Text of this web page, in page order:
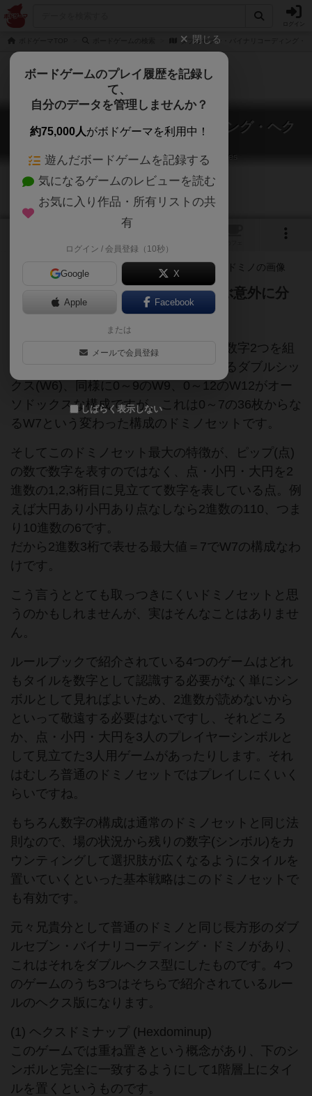
ダブルセブン・バイナリコーディング・
ダブルセブン・バイナリコーディング・ヘク
Double-seven binary-coding Hexdominoes
ただ者ではないドミノセットで遊ぶ意外に分
かりやすいゲーム集
通常のドミノセットと言えば、0～6の数字2つを組
み合わせた長方形のタイル28枚からなるダブルシッ
クス(W6)、同様に0～9のW9、0～12のW12がオー
ソドックスな構成ですが、これは0～7の36枚からな
るW7という変わった構成のドミノセットです。
そしてこのドミノセット最大の特徴が、ピップ(点)
の数で数字を表すのではなく、点・小円・大円を2
進数の1,2,3桁目に見立てて数字を表している点。例
えば大円あり小円あり点なしなら2進数の110、つま
り10進数の6です。
だから2進数3桁で表せる最大値＝7でW7の構成なわ
けです。
こう言うととても取っつきにくいドミノセットと思
うのかもしれませんが、実はそんなことはありませ
ん。
ルールブックで紹介されている4つのゲームはどれ
もタイルを数字として認識する必要がなく単にシン
ボルとして見ればよいため、2進数が読めないから
といって敬遠する必要はないですし、それどころ
か、点・小円・大円を3人のプレイヤーシンボルと
して見立てた3人用ゲームがあったりします。それ
はむしろ普通のドミノセットではプレイしにくいく
らいですね。
もちろん数字の構成は通常のドミノセットと同じ法
則なので、場の状況から残りの数字(シンボル)をカ
ウンティングして選択肢が広くなるようにタイルを
置いていくといった基本戦略はこのドミノセットで
も有効です。
元々兄貴分として普通のドミノと同じ長方形のダブ
ルセブン・バイナリコーディング・ドミノがあり、
これはそれをダブルヘクス型にしたものです。4つ
のゲームのうち3つはそちらで紹介されているルー
ルのヘクス版になります。
(1) ヘクスドミナップ (Hexdominup)
このゲームでは重ね置きという概念があり、下のシ
ンボルと完全に一致するようにして1階層上にタイ
ルを置くというものです。
閉じる
ボードゲームのプレイ履歴を記録し
て、
自分のデータを管理しませんか？
約75,000人がボドゲーマを利用中！
遊んだボードゲームを記録する
気になるゲームのレビューを読む
お気に入り作品・所有リストの共
有
ログイン / 会員登録（10秒）
Google X
Apple Facebook
または
メールで会員登録
しばらく表示しない